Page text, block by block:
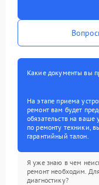
Какие документы вы
На этапе приема
ремонт вам будет
обязательств на ваше
по ремонту техники,
гарантийный талон.
Я уже знаю в чем
ремонт необходим.
диагностику?